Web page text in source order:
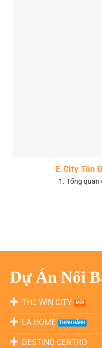
E.City Tân
1. Tổng quan
Dự Án Nổi
THE WIN CITY
LA HOME
DESTINO CENTRO